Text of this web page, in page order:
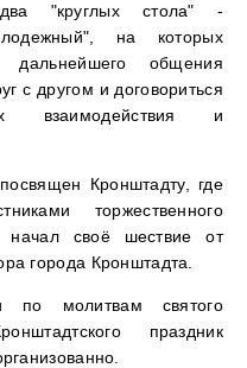
два "круглых стола" -
на которых
общения
с другом и договориться
взаимодействия и
Кронштадту, где
торжественного
начал своё шествие от
города Кронштадта.
молитвам святого
праздник